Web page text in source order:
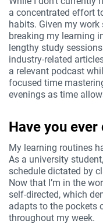
a concentrated effort
habits. Given my
breaking my learning
lengthy study
industry-related
a relevant podcast
focused time
evenings as time
Have you
My learning routines
As a university
schedule dictated by
Now that I’m in the
self-directed, which
adapts to the pockets
throughout my week.